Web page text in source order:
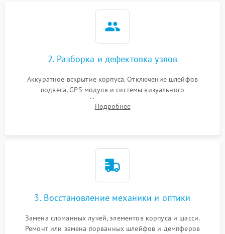
2. Разборка и дефектовка узлов
Аккуратное вскрытие корпуса. Отключение шлейфов
подвеса, GPS-модуля и системы визуального
позиционирования. Проверка полетного контроллера,
регуляторов оборотов (ESC) и бесколлекторных моторов на
Подробнее
3. Восстановление механики и оптики
Замена сломанных лучей, элементов корпуса и шасси.
Ремонт или замена порванных шлейфов и демпферов